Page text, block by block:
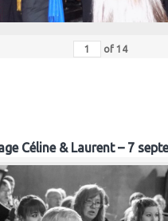
of 14
Céline & Laurent – 7